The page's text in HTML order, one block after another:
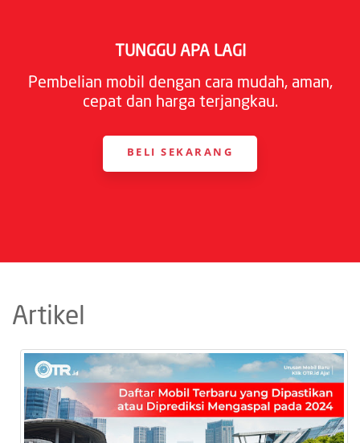
TUNGGU APA LAGI
Pembelian mobil dengan cara mudah, aman,
cepat dan harga terjangkau.
BELI SEKARANG
Artikel